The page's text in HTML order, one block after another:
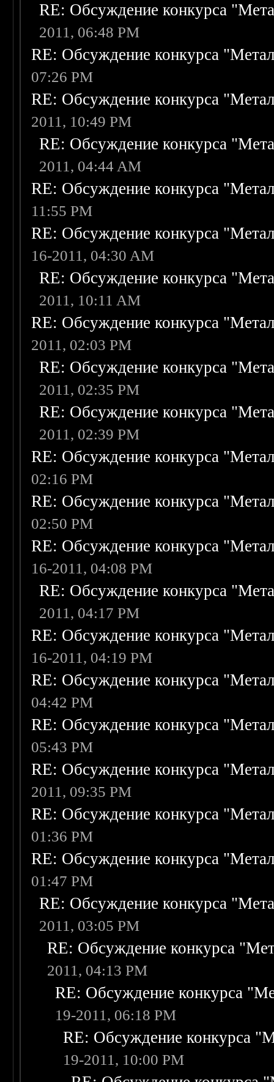
RE: Обсуждение конкурса
2011, 06:48 PM
RE: Обсуждение конкурса
07:26 PM
RE: Обсуждение конкурса
2011, 10:49 PM
RE: Обсуждение конкурса
2011, 04:44 AM
RE: Обсуждение конкурса
11:55 PM
RE: Обсуждение конкурса
16-2011, 04:30 AM
RE: Обсуждение конкурса
2011, 10:11 AM
RE: Обсуждение конкурса
2011, 02:03 PM
RE: Обсуждение конкурса
2011, 02:35 PM
RE: Обсуждение конкурса
2011, 02:39 PM
RE: Обсуждение конкурса
02:16 PM
RE: Обсуждение конкурса
02:50 PM
RE: Обсуждение конкурса
16-2011, 04:08 PM
RE: Обсуждение конкурса
2011, 04:17 PM
RE: Обсуждение конкурса
16-2011, 04:19 PM
RE: Обсуждение конкурса
04:42 PM
RE: Обсуждение конкурса
05:43 PM
RE: Обсуждение конкурса
2011, 09:35 PM
RE: Обсуждение конкурса
01:36 PM
RE: Обсуждение конкурса
01:47 PM
RE: Обсуждение конкурса
2011, 03:05 PM
RE: Обсуждение конкурса
2011, 04:13 PM
RE: Обсуждение конкурса
19-2011, 06:18 PM
RE: Обсуждение конкурса
19-2011, 10:00 PM